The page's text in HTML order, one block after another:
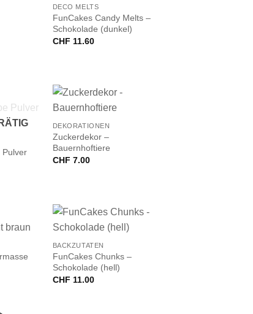
NICHT VORRÄTIG
DECO MELTS
FunCakes Candy Melts –
Schokolade (dunkel)
CHF 11.60
Pulver
DEKORATIONEN
Zuckerdekor –
Bauernhoftiere
CHF 7.00
BACKZUTATEN
FunCakes Chunks –
Schokolade (hell)
CHF 11.00